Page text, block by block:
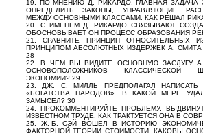
19. ПО МНЕНИЮ Д. РИКАРДО, ГЛАВНАЯ ЗАДАЧА
ОПРЕДЕЛИТЬ ЗАКОНЫ, УПРАВЛЯЮЩИЕ
МЕЖДУ ОСНОВНЫМИ КЛАССАМИ. КАК РЕШАЛ
20. С ИМЕНЕМ Д. РИКАРДО СВЯЗЫВАЮТ
ОБОСНОВЫВАЕТ ОН ПРОЦЕСС ОБРАЗОВАНИЯ
21. СРАВНИТЕ ПРИНЦИП ОТНОСИТЕЛЬНЫХ
ПРИНЦИПОМ АБСОЛЮТНЫХ ИЗДЕРЖЕК А. СМИТА
28
22. В ЧЕМ ВЫ ВИДИТЕ ОСНОВНУЮ ЗАСЛУГУ
ОСНОВОПОЛОЖНИКОВ КЛАССИЧЕСКОЙ
ЭКОНОМИИ? 29
23. ДЖ. С. МИЛЛЬ ПРЕДПОЛАГАЛ НАПИСАТЬ
«БОГАТСТВА НАРОДОВ». В КАКОЙ МЕРЕ
ЗАМЫСЕЛ? 30
24. ПРОКОММЕНТИРУЙТЕ ПРОБЛЕМУ,
ИЗВЕСТНОМ ТРУДЕ. КАК ТРАКТУЕТСЯ ОНА В
25. Ж.-Б. СЭЙ ВОШЕЛ В ИСТОРИЮ
ФАКТОРНОЙ ТЕОРИИ СТОИМОСТИ. КАКОВЫ